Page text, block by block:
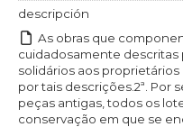
descripción
As obras que
cuidadosamente descritas
solidários aos
por tais descrições.2ª. Por
peças antigas, todos os
conservação em que se